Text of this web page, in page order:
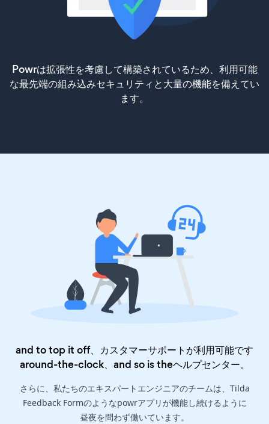
Powrは拡張性を考慮して構築されているため、利用可能
な最先端の組み込みセキュリティと大量の機能を備えてい
ます。
and to top it off、カスタマーサポートが利用可能です
around-the-clock、and so is theヘルプセンター。
さらに、私たちのエキスパートエンジニアのチームは、Tilda
Feedback Formのようなpowrアプリが機能し続けるように
昼夜を問わず働いています。